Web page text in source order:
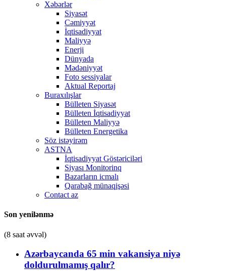
Xəbərlər
Siyasət
Cəmiyyət
İqtisadiyyat
Maliyyə
Enerji
Dünyada
Mədəniyyət
Foto sessiyalar
Aktual Reportaj
Buraxılışlar
Bülleten Siyasət
Bülleten İqtisadiyyat
Bülleten Maliyyə
Bülleten Energetika
Söz istəyirəm
ASTNA
İqtisadiyyat Göstəriciləri
Siyası Monitorinq
Bazarların icmalı
Qarabağ münaqişəsi
Contact az
Son yenilənmə
(8 saat əvvəl)
Azərbaycanda 65 min vakansiya niyə
doldurulmamış qalır?